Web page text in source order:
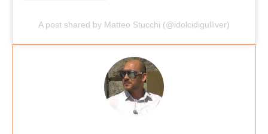
A post shared by Matteo Stucchi (@idolcidigulliver)